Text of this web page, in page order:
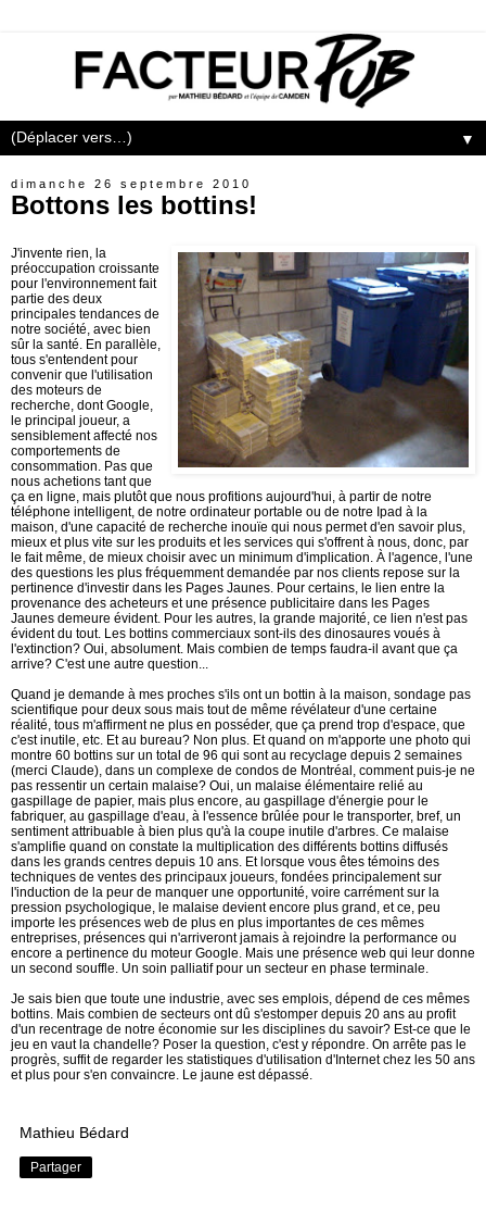
▼
dimanche 26 septembre 2010
Bottons les bottins!
J'invente rien, la
préoccupation croissante
pour l'environnement fait
partie des deux
principales tendances de
notre société, avec bien
sûr la santé. En parallèle,
tous s'entendent pour
convenir que l'utilisation
des moteurs de
recherche, dont Google,
le principal joueur, a
sensiblement affecté nos
comportements de
consommation. Pas que
nous achetions tant que
ça en ligne, mais plutôt que nous profitions aujourd'hui, à partir de notre
téléphone intelligent, de notre ordinateur portable ou de notre Ipad à la
maison, d'une capacité de recherche inouïe qui nous permet d'en savoir plus,
mieux et plus vite sur les produits et les services qui s'offrent à nous, donc, par
le fait même, de mieux choisir avec un minimum d'implication. À l'agence, l'une
des questions les plus fréquemment demandée par nos clients repose sur la
pertinence d'investir dans les Pages Jaunes. Pour certains, le lien entre la
provenance des acheteurs et une présence publicitaire dans les Pages
Jaunes demeure évident. Pour les autres, la grande majorité, ce lien n'est pas
évident du tout. Les bottins commerciaux sont-ils des dinosaures voués à
l'extinction? Oui, absolument. Mais combien de temps faudra-il avant que ça
arrive? C'est une autre question...
Quand je demande à mes proches s'ils ont un bottin à la maison, sondage pas
scientifique pour deux sous mais tout de même révélateur d'une certaine
réalité, tous m'affirment ne plus en posséder, que ça prend trop d'espace, que
c'est inutile, etc. Et au bureau? Non plus. Et quand on m'apporte une photo qui
montre 60 bottins sur un total de 96 qui sont au recyclage depuis 2 semaines
(merci Claude), dans un complexe de condos de Montréal, comment puis-je ne
pas ressentir un certain malaise? Oui, un malaise élémentaire relié au
gaspillage de papier, mais plus encore, au gaspillage d'énergie pour le
fabriquer, au gaspillage d'eau, à l'essence brûlée pour le transporter, bref, un
sentiment attribuable à bien plus qu'à la coupe inutile d'arbres. Ce malaise
s'amplifie quand on constate la multiplication des différents bottins diffusés
dans les grands centres depuis 10 ans. Et lorsque vous êtes témoins des
techniques de ventes des principaux joueurs, fondées principalement sur
l'induction de la peur de manquer une opportunité, voire carrément sur la
pression psychologique, le malaise devient encore plus grand, et ce, peu
importe les présences web de plus en plus importantes de ces mêmes
entreprises, présences qui n'arriveront jamais à rejoindre la performance ou
encore a pertinence du moteur Google. Mais une présence web qui leur donne
un second souffle. Un soin palliatif pour un secteur en phase terminale.
Je sais bien que toute une industrie, avec ses emplois, dépend de ces mêmes
bottins. Mais combien de secteurs ont dû s'estomper depuis 20 ans au profit
d'un recentrage de notre économie sur les disciplines du savoir? Est-ce que le
jeu en vaut la chandelle? Poser la question, c'est y répondre. On arrête pas le
progrès, suffit de regarder les statistiques d'utilisation d'Internet chez les 50 ans
et plus pour s'en convaincre. Le jaune est dépassé.
Mathieu Bédard
Partager